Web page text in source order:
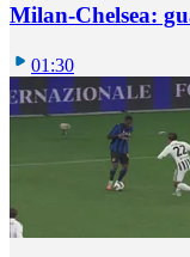
Milan-Chelsea:
01:30